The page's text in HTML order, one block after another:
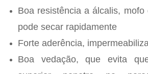
Boa resistência a álcalis, mofo
pode secar rapidamente
Forte aderência,
Boa vedação, que evita